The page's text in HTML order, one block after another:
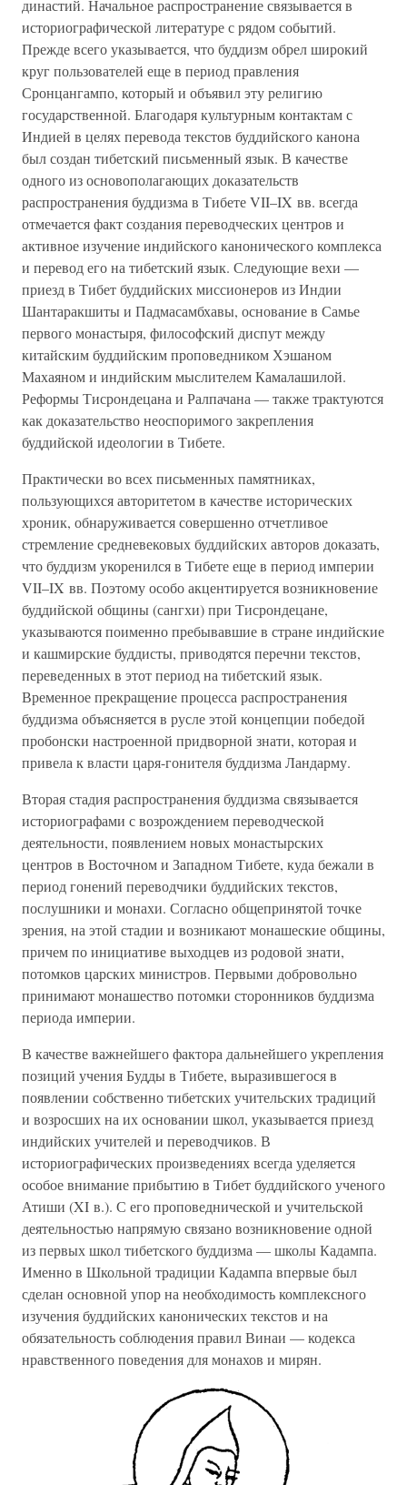
династий. Начальное распространение связывается в
историографической литературе с рядом событий.
Прежде всего указывается, что буддизм обрел широкий
круг пользователей еще в период правления
Сронцангампо, который и объявил эту религию
государственной. Благодаря культурным контактам с
Индией в целях перевода текстов буддийского канона
был создан тибетский письменный язык. В качестве
одного из основополагающих доказательств
распространения буддизма в Тибете VII–IX вв. всегда
отмечается факт создания переводческих центров и
активное изучение индийского канонического комплекса
и перевод его на тибетский язык. Следующие вехи —
приезд в Тибет буддийских миссионеров из Индии
Шантаракшиты и Падмасамбхавы, основание в Самье
первого монастыря, философский диспут между
китайским буддийским проповедником Хэшаном
Махаяном и индийским мыслителем Камалашилой.
Реформы Тисрондецана и Ралпачана — также трактуются
как доказательство неоспоримого закрепления
буддийской идеологии в Тибете.
Практически во всех письменных памятниках,
пользующихся авторитетом в качестве исторических
хроник, обнаруживается совершенно отчетливое
стремление средневековых буддийских авторов доказать,
что буддизм укоренился в Тибете еще в период империи
VII–IX вв. Поэтому особо акцентируется возникновение
буддийской общины (сангхи) при Тисрондецане,
указываются поименно пребывавшие в стране индийские
и кашмирские буддисты, приводятся перечни текстов,
переведенных в этот период на тибетский язык.
Временное прекращение процесса распространения
буддизма объясняется в русле этой концепции победой
пробонски настроенной придворной знати, которая и
привела к власти царя-гонителя буддизма Ландарму.
Вторая стадия распространения буддизма связывается
историографами с возрождением переводческой
деятельности, появлением новых монастырских
центров в Восточном и Западном Тибете, куда бежали в
период гонений переводчики буддийских текстов,
послушники и монахи. Согласно общепринятой точке
зрения, на этой стадии и возникают монашеские общины,
причем по инициативе выходцев из родовой знати,
потомков царских министров. Первыми добровольно
принимают монашество потомки сторонников буддизма
периода империи.
В качестве важнейшего фактора дальнейшего укрепления
позиций учения Будды в Тибете, выразившегося в
появлении собственно тибетских учительских традиций
и возросших на их основании школ, указывается приезд
индийских учителей и переводчиков. В
историографических произведениях всегда уделяется
особое внимание прибытию в Тибет буддийского ученого
Атиши (XI в.). С его проповеднической и учительской
деятельностью напрямую связано возникновение одной
из первых школ тибетского буддизма — школы Кадампа.
Именно в Школьной традиции Кадампа впервые был
сделан основной упор на необходимость комплексного
изучения буддийских канонических текстов и на
обязательность соблюдения правил Винаи — кодекса
нравственного поведения для монахов и мирян.